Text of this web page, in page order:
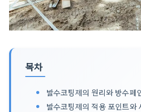
목차
발수코팅제의 원리와 방수페
발수코팅제의 적용 포인트와